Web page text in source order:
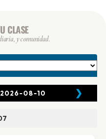
CLASE
y comunidad.
2026-08-10 ❯